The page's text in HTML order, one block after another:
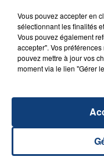
aspergé sa
d'un liquide
OPÉRER DE LA
La famille a porté
Vous pouvez accepter en
sélectionnant les finalités
Vous pouvez également
accepter". Vos
pouvez mettre à jour vos
moment via le lien "Gérer